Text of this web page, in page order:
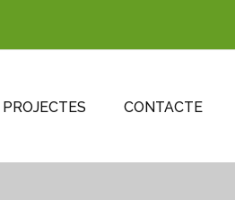
PROJECTES CONTACTE